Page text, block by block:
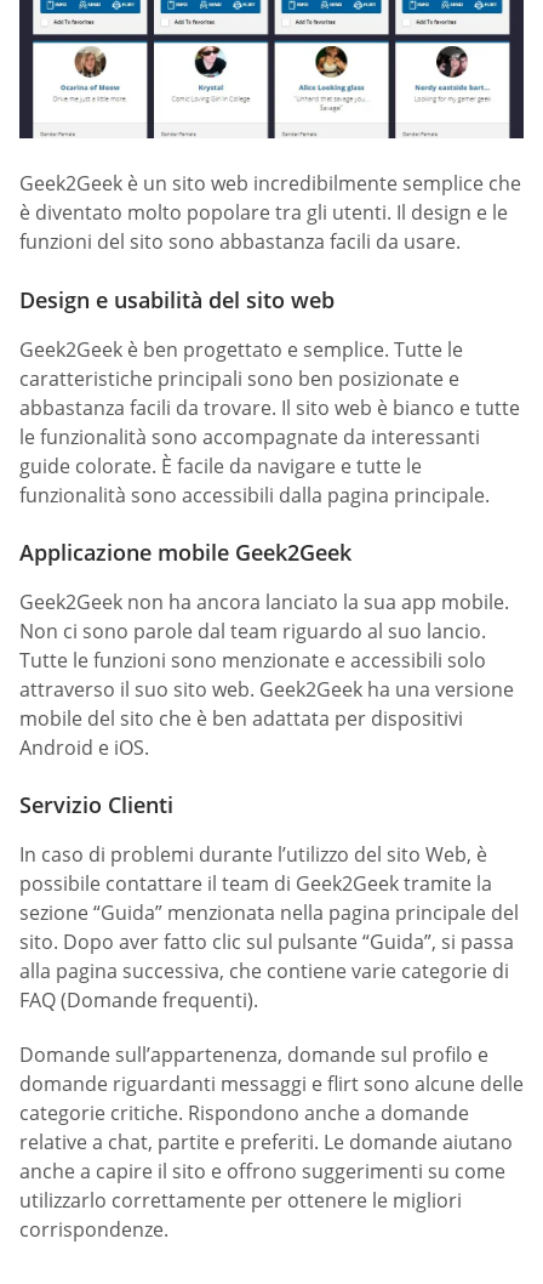
Geek2Geek è un sito web incredibilmente semplice che
è diventato molto popolare tra gli utenti. Il design e le
funzioni del sito sono abbastanza facili da usare.
Design e usabilità del sito web
Geek2Geek è ben progettato e semplice. Tutte le
caratteristiche principali sono ben posizionate e
abbastanza facili da trovare. Il sito web è bianco e tutte
le funzionalità sono accompagnate da interessanti
guide colorate. È facile da navigare e tutte le
funzionalità sono accessibili dalla pagina principale.
Applicazione mobile Geek2Geek
Geek2Geek non ha ancora lanciato la sua app mobile.
Non ci sono parole dal team riguardo al suo lancio.
Tutte le funzioni sono menzionate e accessibili solo
attraverso il suo sito web. Geek2Geek ha una versione
mobile del sito che è ben adattata per dispositivi
Android e iOS.
Servizio Clienti
In caso di problemi durante l’utilizzo del sito Web, è
possibile contattare il team di Geek2Geek tramite la
sezione “Guida” menzionata nella pagina principale del
sito. Dopo aver fatto clic sul pulsante “Guida”, si passa
alla pagina successiva, che contiene varie categorie di
FAQ (Domande frequenti).
Domande sull’appartenenza, domande sul profilo e
domande riguardanti messaggi e flirt sono alcune delle
categorie critiche. Rispondono anche a domande
relative a chat, partite e preferiti. Le domande aiutano
anche a capire il sito e offrono suggerimenti su come
utilizzarlo correttamente per ottenere le migliori
corrispondenze.